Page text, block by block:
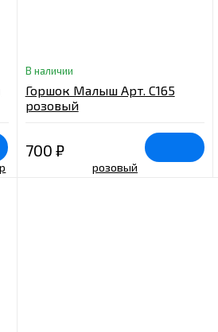
В наличии
Горшок Малыш Арт. С165
розовый
700 ₽